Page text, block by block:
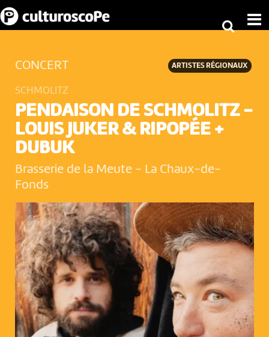
ARTISTES RÉGIONAUX
CONCERT
SCHMOLITZ
PENDAISON DE SCHMOLITZ -
LOUIS JUKER & RIPOPÉE +
DUBUK
Brasserie de la Meute - La Chaux-de-
Fonds